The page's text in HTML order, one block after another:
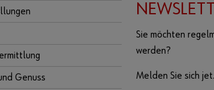
Genuss
Sie möchten
werden?
Melden Sie sich